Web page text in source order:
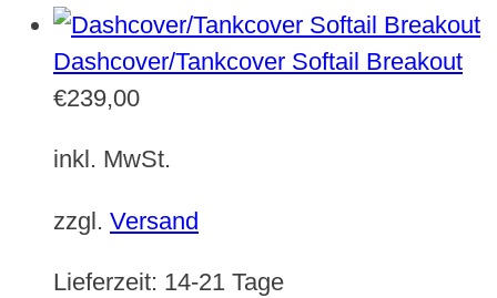
Dashcover/Tankcover Softail Breakout
€239,00
inkl. MwSt.
zzgl. Versand
Lieferzeit: 14-21 Tage